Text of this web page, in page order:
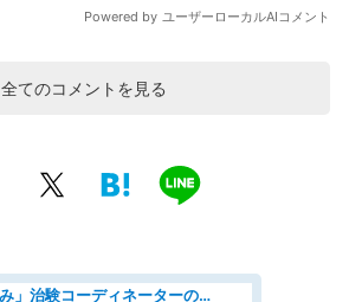
全てのコメントを見る
「土日祝休み」治験コーディネーターのお仕事/未経験OK